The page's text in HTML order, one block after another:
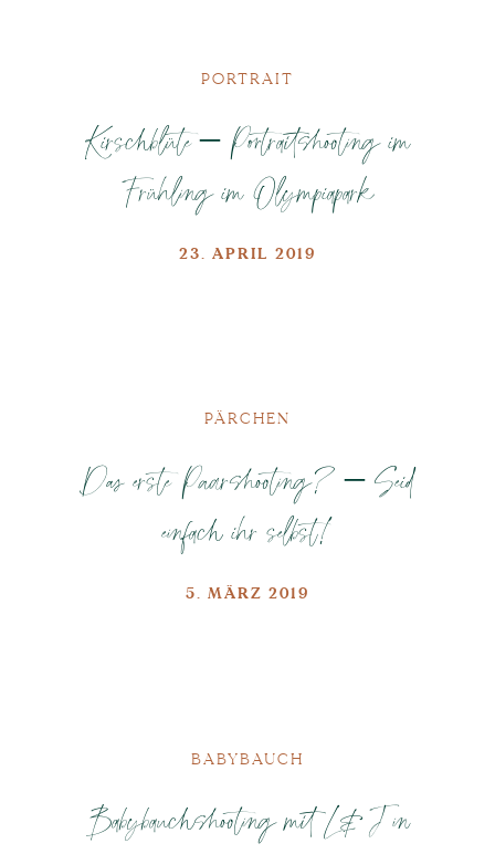
PORTRAIT
Kirschblüte – Portraitshooting im
Frühling im Olympiapark
23. APRIL 2019
PÄRCHEN
Das erste Paarshooting? – Seid
einfach ihr selbst!
5. MÄRZ 2019
BABYBAUCH
Babybauchshooting mit L&J in